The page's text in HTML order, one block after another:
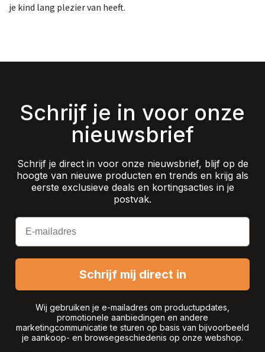
je kind lang plezier van heeft.
Schrijf je in voor onze
nieuwsbrief
Schrijf je direct in voor onze nieuwsbrief, blijf op de
hoogte van nieuwe producten en trends en krijg als
eerste exclusieve deals en kortingsacties in je
postvak.
Email
Schrijf mij direct in
Wij gebruiken je e-mailadres om productupdates,
promotionele aanbiedingen en andere
marketingcommunicatie te sturen op basis van bijvoorbeeld
je aankoop- en browsegeschiedenis op onze webshop.